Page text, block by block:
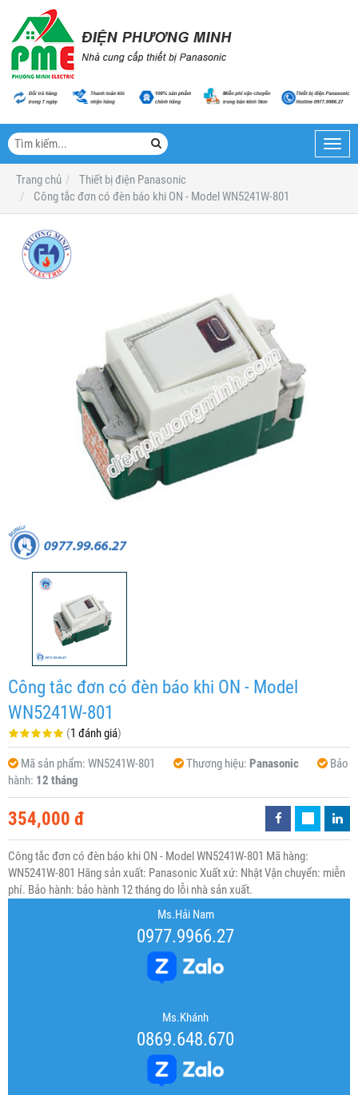
Trang chủ
Thiết bị điện Panasonic
Công tắc đơn có đèn báo khi ON - Model WN5241W-801
Công tắc đơn có đèn báo khi ON - Model
WN5241W-801
(1 đánh giá)
Mã sản phẩm: WN5241W-801 Thương hiệu: Panasonic
Bảo
hành: 12 tháng
354,000 đ
Công tắc đơn có đèn báo khi ON - Model WN5241W-801 Mã hàng:
WN5241W-801 Hãng sản xuất: Panasonic Xuất xứ: Nhật Vận chuyển: miễn
phí. Bảo hành: bảo hành 12 tháng do lỗi nhà sản xuất.
Ms.Hải Nam
0977.9966.27
Ms.Khánh
0869.648.670